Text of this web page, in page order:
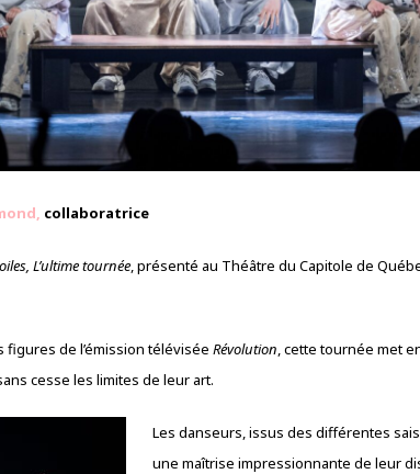
collaboratrice
L’ultime tournée, présenté au Théâtre du Capitole de
de l’émission télévisée Révolution, cette tournée met
cesse les limites de leur art.
Les danseurs, issus des différentes
une maîtrise impressionnante de leur